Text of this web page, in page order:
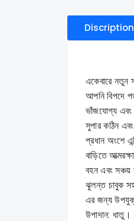
Discription
একেবারে নতুন
আপনি বিপদে
ভাঁজযোগ্য
সুপার কঠিন
প্রধান অংশে
বাড়িতে
বহন এবং সঞ্চয়
ঝুলন্ত চাবুক
এর জন্য
উপাদান: ধাতু।